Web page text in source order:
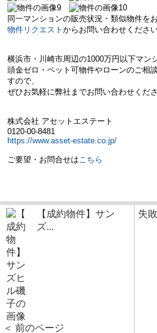
同一マンションの販売状況・類似物件を
物件リクエスト からお問い合わせください
横浜市・川崎市周辺の1000万円以下マン
頭金ゼロ・ペット可物件やローンのご相
すので、
ぜひお気軽に弊社までお問い合わせくだ
株式会社 アセットエステート
0120-00-8481
https://www.asset-estate.co.jp/
ご要望・お問合せはこちら
【成約物件】サン
ズ...
＜ 前のページ
失